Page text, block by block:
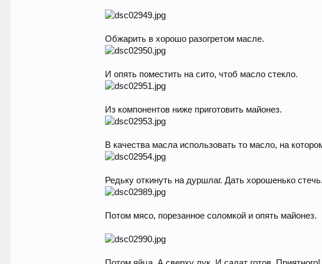
Обжарить в хорошо разогретом масле.
И опять поместить на сито, чтоб масло стекло.
Из компонентов ниже приготовить майонез.
В качества масла использовать то масло, на
Редьку откинуть на дуршлаг. Дать хорошенько
Потом мясо, порезанное соломкой и опять майонез.